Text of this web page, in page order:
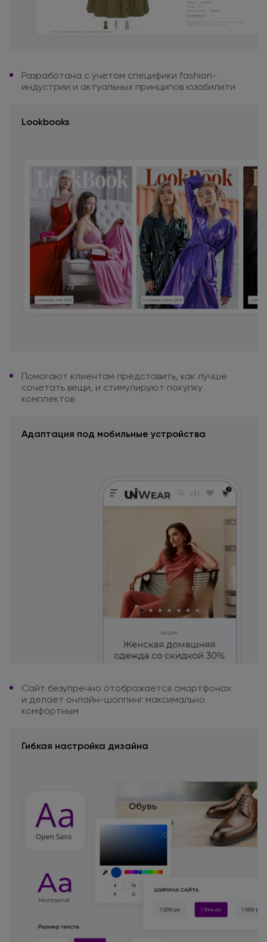
Разработана с учетом специфики fashion-
индустрии и актуальных принципов юзабилити
Lookbooks
Помогают клиентам представить, как лучше
сочетать вещи, и стимулируют покупку
комплектов
Адаптация под мобильные устройства
Сайт безупречно отображается смартфонах
и делает онлайн-шоппинг максимально
комфортным
Гибкая настройка дизайна